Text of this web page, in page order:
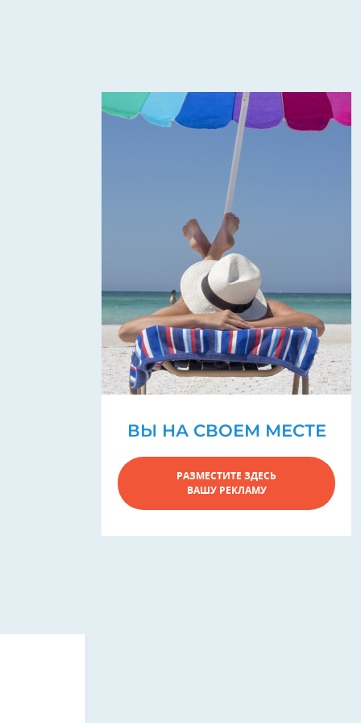
ВЫ НА СВОЕМ МЕСТЕ
РАЗМЕСТИТЕ ЗДЕСЬ
ВАШУ РЕКЛАМУ